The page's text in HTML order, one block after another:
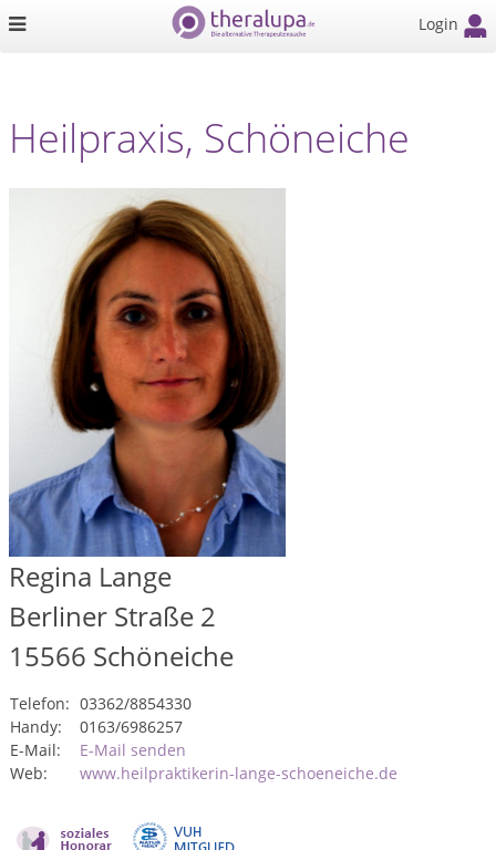
Login
Heilpraxis, Schöneiche
Regina Lange
Berliner Straße 2
15566 Schöneiche
Telefon: 03362/8854330
Handy:
0163/6986257
E-Mail:
E-Mail senden
Web:
www.heilpraktikerin-lange-schoeneiche.de